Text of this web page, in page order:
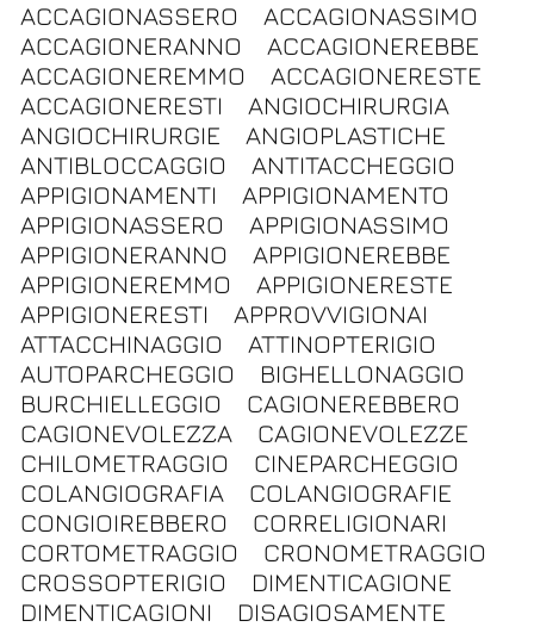
ACCAGIONASSERO
ACCAGIONASSIMO
ACCAGIONERANNO
ACCAGIONEREBBE
ACCAGIONEREMMO
ACCAGIONERESTE
ACCAGIONERESTI
ANGIOCHIRURGIA
ANGIOCHIRURGIE
ANGIOPLASTICHE
ANTIBLOCCAGGIO
ANTITACCHEGGIO
APPIGIONAMENTI
APPIGIONAMENTO
APPIGIONASSERO
APPIGIONASSIMO
APPIGIONERANNO
APPIGIONEREBBE
APPIGIONEREMMO
APPIGIONERESTE
APPIGIONERESTI
APPROVVIGIONAI
ATTACCHINAGGIO
ATTINOPTERIGIO
AUTOPARCHEGGIO
BIGHELLONAGGIO
BURCHIELLEGGIO
CAGIONEREBBERO
CAGIONEVOLEZZA
CAGIONEVOLEZZE
CHILOMETRAGGIO
CINEPARCHEGGIO
COLANGIOGRAFIA
COLANGIOGRAFIE
CONGIOIREBBERO
CORRELIGIONARI
CORTOMETRAGGIO
CRONOMETRAGGIO
CROSSOPTERIGIO
DIMENTICAGIONE
DIMENTICAGIONI
DISAGIOSAMENTE